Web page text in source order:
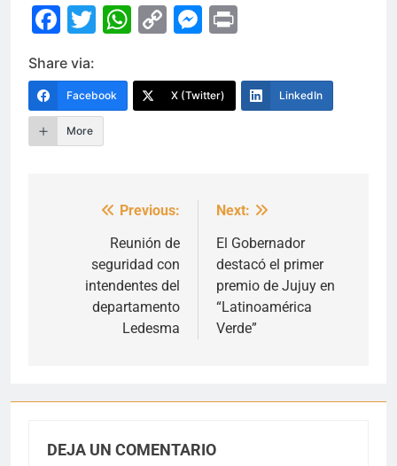
Facebook
Twitter
WhatsApp
CopyMessenger
Share via:
Facebook X (Twitter) LinkedIn
More
Navegación
entradas
Previous:
Reunión de
seguridad con
intendentes del
departamento
Ledesma
Next:
El Gobernador
destacó el primer
premio de Jujuy en
“Latinoamérica
Verde”
DEJA UN COMENTARIO